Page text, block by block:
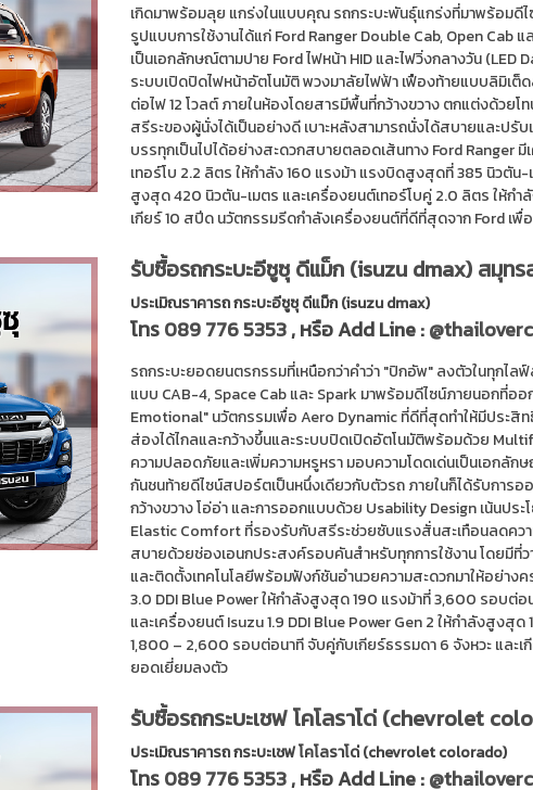
เกิดมาพร้อมลุย แกร่งในแบบคุณ รถกระบะพันธุ์แกร่งที่มาพร้อมดี
รูปแบบการใช้งานได้แก่ Ford Ranger Double Cab, Open
เป็นเอกลักษณ์ตามปาย Ford ไฟหน้า HID และไฟวิ่งกลางวัน
ระบบเปิดปิดไฟหน้าอัตโนมัติ พวงมาลัยไฟฟ้า เฟืองท้ายแบบลิมิเ
ต่อไฟ 12 โวลต์ ภายในห้องโดยสารมีพื้นที่กว้างขวาง ตกแต่งด้วย
สรีระของผู้นั่งได้เป็นอย่างดี เบาะหลังสามารถนั่งได้สบายและปรั
บรรทุกเป็นไปได้อย่างสะดวกสบายตลอดเส้นทาง Ford Ranger
เทอร์โบ 2.2 ลิตร ให้กำลัง 160 แรงม้า แรงบิดสูงสุดที่ 385 นิวตัน
สูงสุด 420 นิวตัน-เมตร และเครื่องยนต์เทอร์โบคู่ 2.0 ลิตร ให้ก
เกียร์ 10 สปีด นวัตกรรมรีดกำลังเครื่องยนต์ที่ดีที่สุดจาก Ford เพื่
รับซื้อรถกระบะอีซูซุ ดีแม็ก (isuzu dmax) สมุท
ประเมิณราคารถ กระบะอีซูซุ ดีแม็ก (isuzu dmax)
โทร089 776 5353, หรือ Add Line :
รถกระบะยอดยนตรกรรมที่เหนือกว่าคำว่า "ปิกอัพ" ลงตัวในทุกไ
แบบ CAB-4, Space Cab และ Spark มาพร้อมดีไซน์ภายนอกที่
Emotional" นวัตกรรมเพื่อ Aero Dynamic ที่ดีที่สุดทำให้มีประสิ
ส่องได้ไกลและกว้างขึ้นและระบบปิดเปิดอัตโนมัติพร้อมด้วย
ความปลอดภัยและเพิ่มความหรูหรา มอบความโดดเด่นเป็นเอกลั
กันชนท้ายดีไซน์สปอร์ตเป็นหนึ่งเดียวกับตัวรถ ภายในก็ได้รับกา
กว้างขวาง โอ่อ่า และการออกแบบด้วย Usability Design เน้นปร
Elastic Comfort ที่รองรับกับสรีระช่วยซับแรงสั่นสะเทือนลดคว
สบายด้วยช่องเอนกประสงค์รอบคันสำหรับทุกการใช้งาน โดยมีที่
และติดตั้งเทคโนโลยีพร้อมฟังก์ชันอำนวยความสะดวกมาให้อย่า
3.0 DDI Blue Power ให้กำลังสูงสุด 190 แรงม้าที่ 3,600 รอบ
และเครื่องยนต์ Isuzu 1.9 DDI Blue Power Gen 2 ให้กำลังสูง
1,800 – 2,600 รอบต่อนาที จับคู่กับเกียร์ธรรมดา 6 จังหวะ และ
ยอดเยี่ยมลงตัว
รับซื้อรถกระบะเชฟ โคโลราโด่ (chevrolet
ประเมิณราคารถ กระบะเชฟ โคโลราโด่ (chevrolet colorado)
โทร089 776 5353, หรือ Add Line :